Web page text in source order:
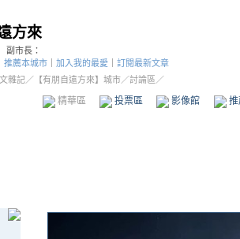
方來
副市長：
推薦本城市 加入我的最愛
訂閱最新文章
雜記／ 【有朋自遠方來】城市／討論區／
精華區 投票區 影像館